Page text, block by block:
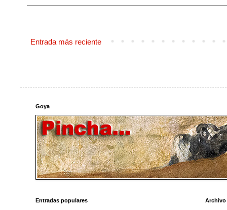
Entrada más reciente
Goya
Entradas populares